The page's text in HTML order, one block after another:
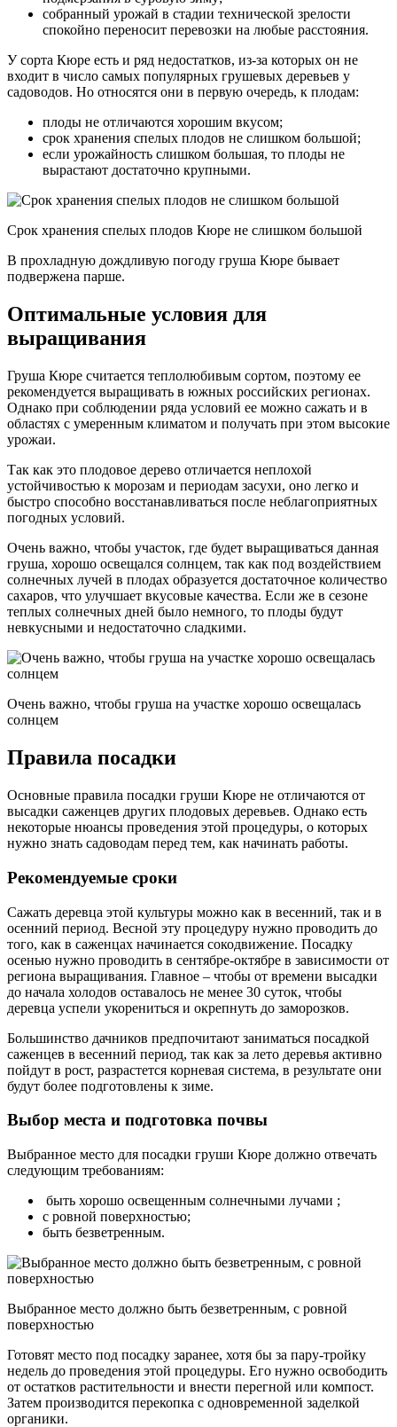
собранный урожай в стадии технической зрелости
спокойно переносит перевозки на любые расстояния.
У сорта Кюре есть и ряд недостатков, из-за которых он не
входит в число самых популярных грушевых деревьев у
садоводов. Но относятся они в первую очередь, к плодам:
плоды не отличаются хорошим вкусом;
срок хранения спелых плодов не слишком большой;
если урожайность слишком большая, то плоды не
вырастают достаточно крупными.
Срок хранения спелых плодов Кюре не слишком большой
В прохладную дождливую погоду груша Кюре бывает
подвержена парше.
Оптимальные условия для
выращивания
Груша Кюре считается теплолюбивым сортом, поэтому ее
рекомендуется выращивать в южных российских регионах.
Однако при соблюдении ряда условий ее можно сажать и в
областях с умеренным климатом и получать при этом высокие
урожаи.
Так как это плодовое дерево отличается неплохой
устойчивостью к морозам и периодам засухи, оно легко и
быстро способно восстанавливаться после неблагоприятных
погодных условий.
Очень важно, чтобы участок, где будет выращиваться данная
груша, хорошо освещался солнцем, так как под воздействием
солнечных лучей в плодах образуется достаточное количество
сахаров, что улучшает вкусовые качества. Если же в сезоне
теплых солнечных дней было немного, то плоды будут
невкусными и недостаточно сладкими.
Очень важно, чтобы груша на участке хорошо освещалась
солнцем
Правила посадки
Основные правила посадки груши Кюре не отличаются от
высадки саженцев других плодовых деревьев. Однако есть
некоторые нюансы проведения этой процедуры, о которых
нужно знать садоводам перед тем, как начинать работы.
Рекомендуемые сроки
Сажать деревца этой культуры можно как в весенний, так и в
осенний период. Весной эту процедуру нужно проводить до
того, как в саженцах начинается сокодвижение. Посадку
осенью нужно проводить в сентябре-октябре в зависимости от
региона выращивания. Главное – чтобы от времени высадки
до начала холодов оставалось не менее 30 суток, чтобы
деревца успели укорениться и окрепнуть до заморозков.
Большинство дачников предпочитают заниматься посадкой
саженцев в весенний период, так как за лето деревья активно
пойдут в рост, разрастется корневая система, в результате они
будут более подготовлены к зиме.
Выбор места и подготовка почвы
Выбранное место для посадки груши Кюре должно отвечать
следующим требованиям:
быть хорошо освещенным солнечными лучами ;
с ровной поверхностью;
быть безветренным.
Выбранное место должно быть безветренным, с ровной
поверхностью
Готовят место под посадку заранее, хотя бы за пару-тройку
недель до проведения этой процедуры. Его нужно освободить
от остатков растительности и внести перегной или компост.
Затем производится перекопка с одновременной заделкой
органики.